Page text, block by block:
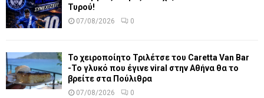
Τυρού!
07/08/2026 0
Το χειροποίητο Τριλέτσε του Caretta Van Bar
-Το γλυκό που έγινε viral στην Αθήνα θα το
βρείτε στα Πούλιθρα
07/08/2026 0